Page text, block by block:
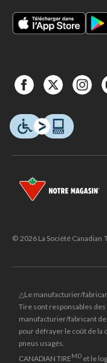
© 2026 La Société
△Le manufacturier/
Tire sont responsables
manufacturier/fabricant
pour défrayer le coût de
pneus usagés.
CANADIAN TIREMD et le